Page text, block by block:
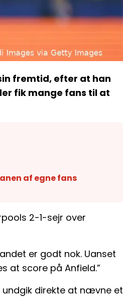
fremtid, efter at han
fik mange fans til at
af egne fans
2-1-sejr over
er godt nok. Uanset
at score på Anfield.”
undgik direkte at nævne et